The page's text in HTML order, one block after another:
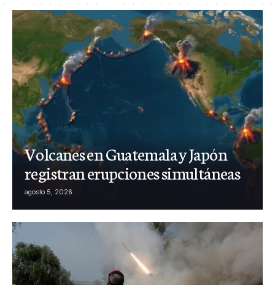
Volcanes en Guatemala y Japón
registran erupciones simultáneas
agosto 5, 2026